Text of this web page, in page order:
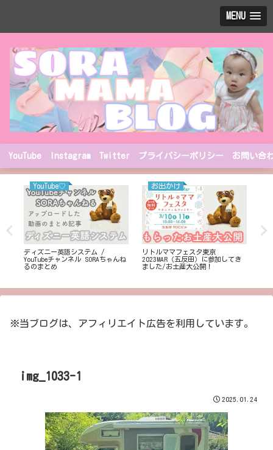
MENU
YouTube Instagram Twitter プライバシーポリシー お問い合
YouTube♡
ディズニー英語システム /
YouTubeチャンネル SORAちゃんね
るのまとめ
お出かけ
リトルママフェスタ東京
2023MAR（五反田）に参加してき
ました/お土産大公開！
※当ブログは、アフィリエイト広告を利用しています。
img_1033-1
2025.01.24